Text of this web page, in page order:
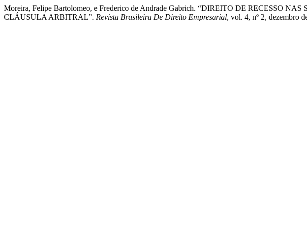
Moreira, Felipe Bartolomeo, e Frederico de Andrade Gabrich. “DIREITO DE RECESSO
CLÁUSULA ARBITRAL”. Revista Brasileira De Direito Empresarial, vol. 4, nº 2, dezembro